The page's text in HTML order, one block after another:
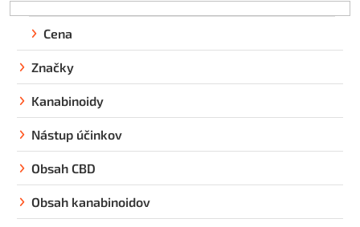
e
u
o
Cena
Značky
Kanabinoidy
Nástup účinkov
Obsah CBD
Obsah kanabinoidov